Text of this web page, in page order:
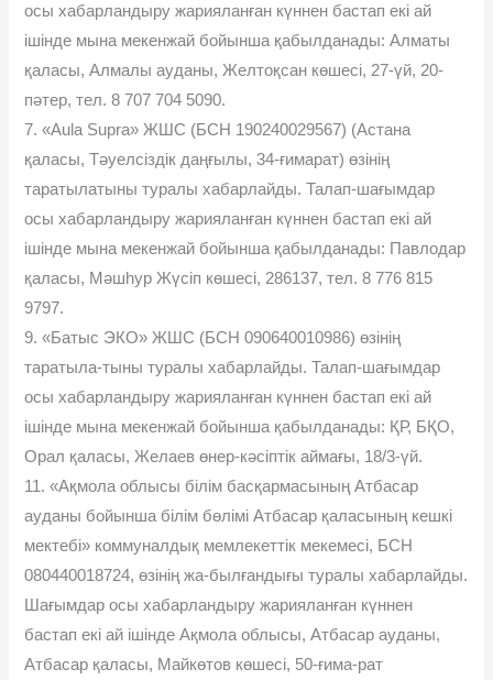
осы хабарландыру жарияланған күннен бастап екі ай
ішінде мына мекенжай бойынша қабылданады: Алматы
қаласы, Алмалы ауданы, Желтоқсан көшесі, 27-үй, 20-
пəтер, тел. 8 707 704 5090.
7. «Aula Supra» ЖШС (БСН 190240029567) (Астана
қаласы, Тəуелсіздік даңғылы, 34-ғимарат) өзінің
таратылатыны туралы хабарлайды. Талап-шағымдар
осы хабарландыру жарияланған күннен бастап екі ай
ішінде мына мекенжай бойынша қабылданады: Павлодар
қаласы, Мəшһур Жүсіп көшесі, 286137, тел. 8 776 815
9797.
9. «Батыс ЭКО» ЖШС (БСН 090640010986) өзінің
таратыла-тыны туралы хабарлайды. Талап-шағымдар
осы хабарландыру жарияланған күннен бастап екі ай
ішінде мына мекенжай бойынша қабылданады: ҚР, БҚО,
Орал қаласы, Желаев өнер-кəсіптік аймағы, 18/3-үй.
11. «Ақмола облысы бiлiм басқармасының Атбасар
ауданы бойынша білім бөлімі Атбасар қаласының кешкi
мектебi» коммуналдық мемлекеттік мекемесі, БСН
080440018724, өзiнiң жа-былғандығы туралы хабарлайды.
Шағымдар осы хабарландыру жарияланған күннен
бастап екі ай ішінде Ақмола облысы, Атбасар ауданы,
Атбасар қаласы, Майкөтов көшесі, 50-ғима-рат